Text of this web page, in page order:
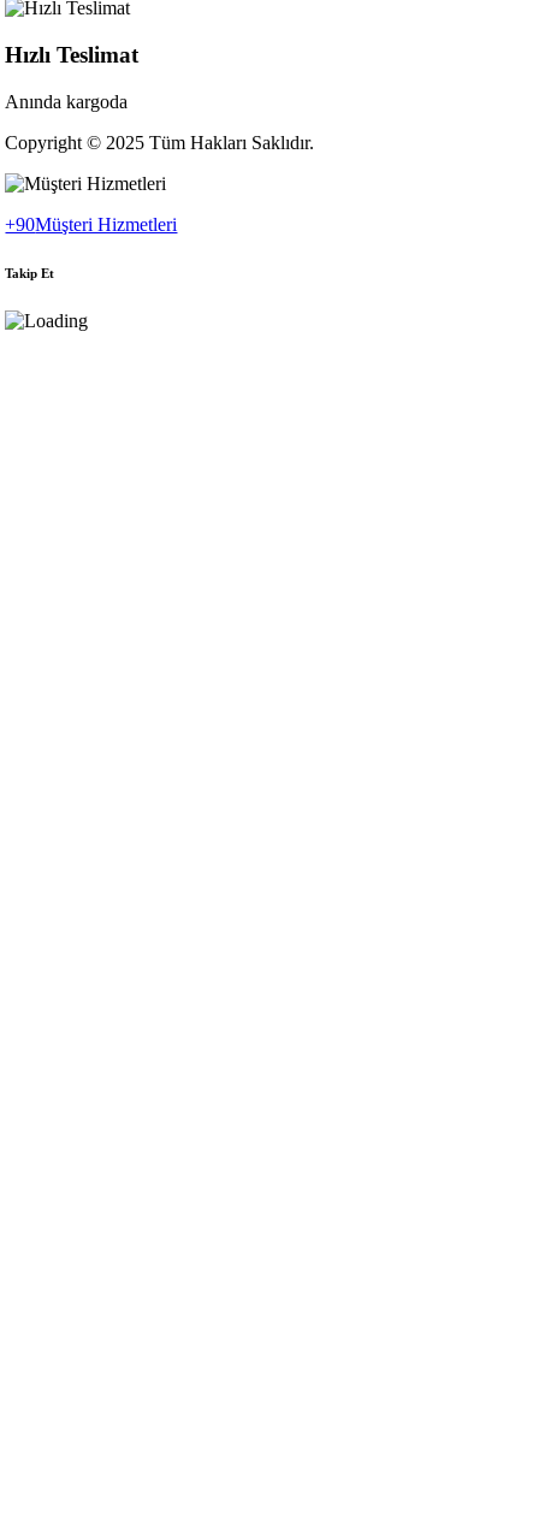
Hızlı Teslimat
Anında kargoda
Copyright © 2025 Tüm Hakları Saklıdır.
+90Müşteri Hizmetleri
Takip Et